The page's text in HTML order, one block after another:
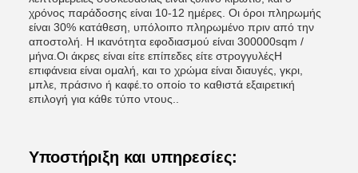
χρόνος παράδοσης είναι 10-12 ημέρες. Οι όροι πληρωμής
είναι 30% κατάθεση, υπόλοιπο πληρωμένο πριν από την
αποστολή. Η ικανότητα εφοδιασμού είναι 300000sqm /
μήνα.Οι άκρες είναι είτε επίπεδες είτε στρογγυλέςΗ
επιφάνεια είναι ομαλή, και το χρώμα είναι διαυγές, γκρι,
μπλε, πράσινο ή καφέ.το οποίο το καθιστά εξαιρετική
επιλογή για κάθε τύπο ντους..
Υποστήριξη και υπηρεσίες: